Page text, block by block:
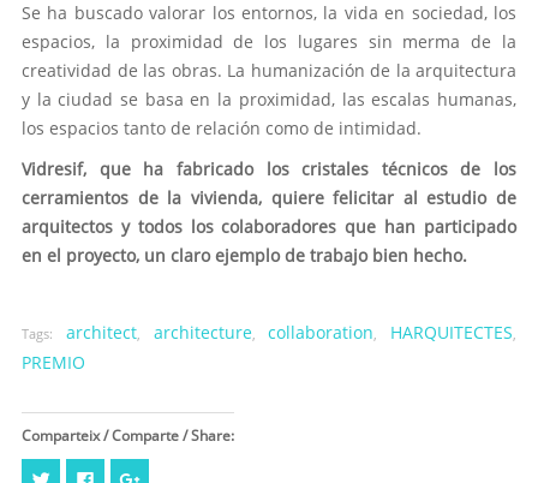
Se ha buscado valorar los entornos, la vida en sociedad, los
espacios, la proximidad de los lugares sin merma de la
creatividad de las obras. La humanización de la arquitectura
y la ciudad se basa en la proximidad, las escalas humanas,
los espacios tanto de relación como de intimidad.
Vidresif, que ha fabricado los cristales técnicos de los
cerramientos de la vivienda, quiere felicitar al estudio de
arquitectos y todos los colaboradores que han participado
en el proyecto, un claro ejemplo de trabajo bien hecho.
Tags: architect, architecture,collaboration, HARQUITECTES,
PREMIO
Comparteix / Comparte / Share:
Cliquez
Cliquez